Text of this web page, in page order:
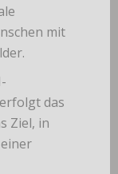
mit
das
Ziel, in